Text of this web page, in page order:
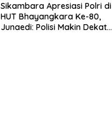
Sikambara Apresiasi Polri di
HUT Bhayangkara Ke-80,
Junaedi: Polisi Makin Dekat